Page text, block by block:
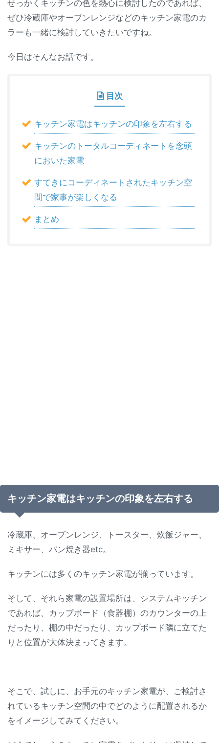
せっかくキッチンの色を熱心に検討したのであれば、
ぜひ冷蔵庫やオーブンレンジなどのキッチン家電のカ
ラーも一緒に検討していきたいですね。
今日はそんなお話です。
目次
キッチン家電はキッチンの印象を左右する
キッチンのトータルコーディネートを念頭
においた家電
すてきにコーディネートされたキッチン空
間で家事が楽しくなる
まとめ
キッチン家電はキッチンの印象を左右する
冷蔵庫、オーブンレンジ、トースター、炊飯ジャー、
ミキサー、パン焼き器etc。
キッチンには多くのキッチン家電が揃っています。
そして、それら家電の設置場所は、システムキッチン
であれば、カップボード（食器棚）のカウンターの上
だったり、棚の中だったり、カップボード隣に立てた
りと位置が大体決まってきます。
そこで、試しに、お手元のキッチン家電が、ご検討さ
れているキッチン空間の中でどのように配置されるか
をイメージしてみてください。